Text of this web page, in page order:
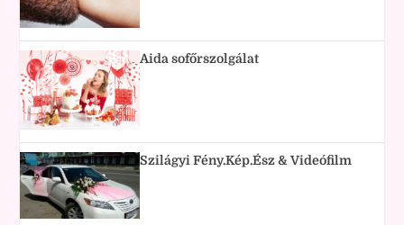
Aida sofőrszolgálat
Szilágyi Fény.Kép.Ész & Videófilm